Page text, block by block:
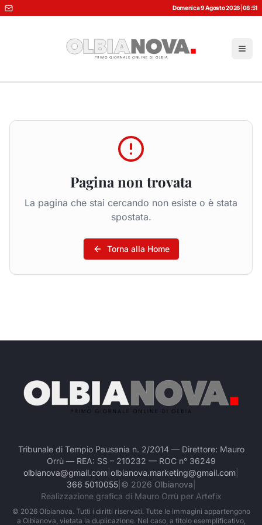
Domenica 9 Agosto 2026 08:51
Pagina non trovata
La pagina che stai cercando non esiste o è stata
spostata.
Torna alla Home
Tribunale di Tempio Pausania n. 2/2014 — Direttore: Mauro
Orrù — REA: SS – 210232 — ROC n° 36249
olbianova@gmail.com olbianova.marketing@gmail.com
366 5010055| © 2026 Olbianova
Realizzazione grafica di Mauro Orrù per Artefix
© 2026Olbianova. Tutti i diritti riservati. Tutte le immagini appartengono
a Olbianova, vietata la duplicazione. Nel caso, a titolo esemplificativo,